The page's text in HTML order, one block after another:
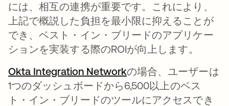
には、相互の連携が重要です。これにより、
上記で概説した負担を最小限に抑えることが
でき、ベスト・イン・ブリードのアプリケー
ションを実装する際のROIが向上します。
Okta Integration Networkの場合、ユーザーは
1つのダッシュボードから6,500以上のベス
ト・イン・ブリードのツールにアクセスでき